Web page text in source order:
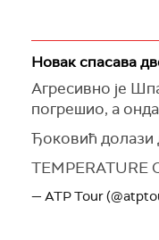
Новак спасава
Агресивно је
погрешио, а
Ђоковић долази
TEMPERATURE
— ATP Tour